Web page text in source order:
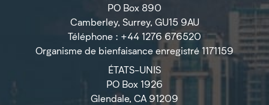
PO Box 890
Camberley, Surrey, GU15 9AU
Téléphone : +44 1276 676520
Organisme de bienfaisance enregistré 1171159
ÉTATS-UNIS
PO Box 1926
Glendale, CA 91209